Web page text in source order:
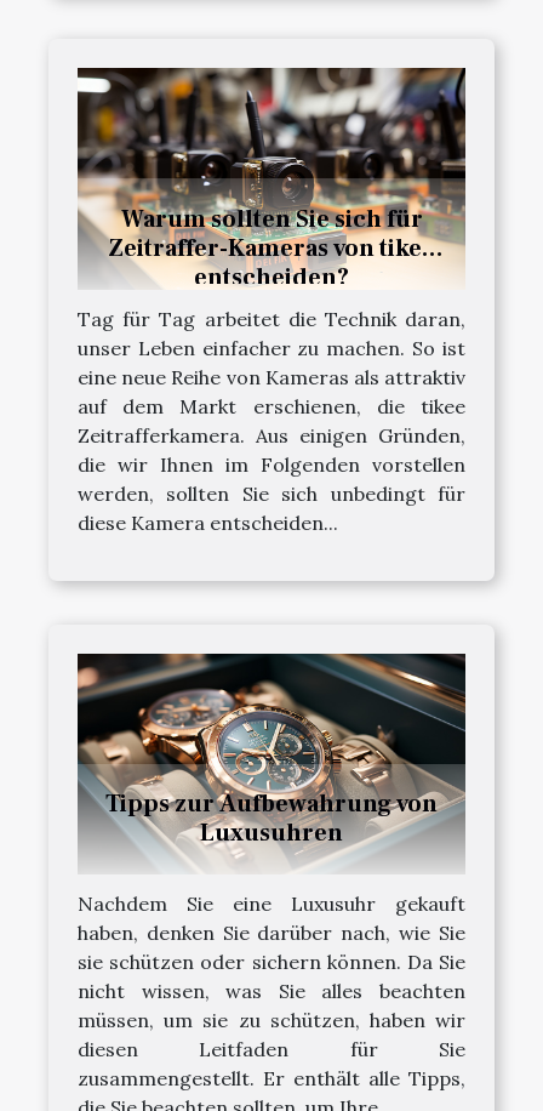
Warum sollten Sie sich für
Zeitraffer-Kameras von tikee
entscheiden?
Tag für Tag arbeitet die Technik daran,
unser Leben einfacher zu machen. So ist
eine neue Reihe von Kameras als attraktiv
auf dem Markt erschienen, die tikee
Zeitrafferkamera. Aus einigen Gründen,
die wir Ihnen im Folgenden vorstellen
werden, sollten Sie sich unbedingt für
diese Kamera entscheiden...
Tipps zur Aufbewahrung von
Luxusuhren
Nachdem Sie eine Luxusuhr gekauft
haben, denken Sie darüber nach, wie Sie
sie schützen oder sichern können. Da Sie
nicht wissen, was Sie alles beachten
müssen, um sie zu schützen, haben wir
diesen Leitfaden für Sie
zusammengestellt. Er enthält alle Tipps,